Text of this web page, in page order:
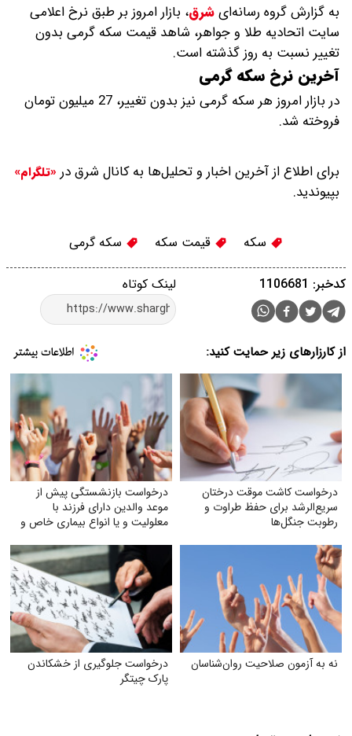
به گزارش گروه رسانه‌ایشرق، بازار امروز بر طبق نرخ اعلامی
سایت اتحادیه طلا و جواهر، شاهد قیمت سکه گرمی بدون
تغییر نسبت به روز گذشته است.
آخرین نرخ سکه گرمی
در بازار امروز هر سکه گرمی نیز بدون تغییر، 27 میلیون تومان
فروخته شد.
برای اطلاع از آخرین اخبار و تحلیل‌ها به کانال شرق در «تلگرام»
بپیوندید.
سکه قیمت سکه سکه گرمی
لینک کوتاه کدخبر: 1106681
از کارزارهای زیر حمایت کنید:
درخواست کاشت موقت درختان
سریع‌الرشد برای حفظ طراوت و
رطوبت جنگل‌ها
درخواست بازنشستگی پیش از
موعد والدین دارای فرزند با
معلولیت و یا انواع بیماری خاص و
ضایعه نخاعی
نه به آزمون صلاحیت روان‌شناسان
درخواست جلوگیری از خشکاندن
پارک چیتگر